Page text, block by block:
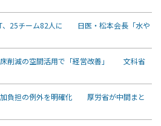
、25チーム82人に 日医・松本会長「水や
床削減の空間活用で「経営改善」 文科省
加負担の例外を明確化 厚労省が中間まと